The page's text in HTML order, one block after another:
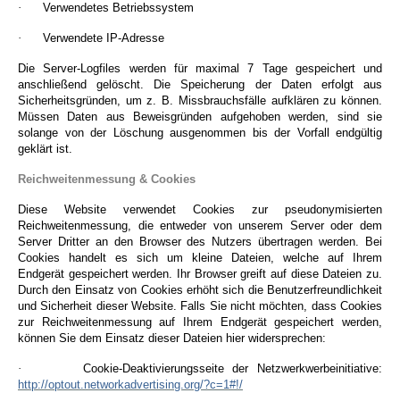
· Verwendetes Betriebssystem
· Verwendete IP-Adresse
Die Server-Logfiles werden für maximal 7 Tage gespeichert und
anschließend gelöscht. Die Speicherung der Daten erfolgt aus
Sicherheitsgründen, um z. B. Missbrauchsfälle aufklären zu können.
Müssen Daten aus Beweisgründen aufgehoben werden, sind sie
solange von der Löschung ausgenommen bis der Vorfall endgültig
geklärt ist.
Reichweitenmessung & Cookies
Diese Website verwendet Cookies zur pseudonymisierten
Reichweitenmessung, die entweder von unserem Server oder dem
Server Dritter an den Browser des Nutzers übertragen werden. Bei
Cookies handelt es sich um kleine Dateien, welche auf Ihrem
Endgerät gespeichert werden. Ihr Browser greift auf diese Dateien zu.
Durch den Einsatz von Cookies erhöht sich die Benutzerfreundlichkeit
und Sicherheit dieser Website. Falls Sie nicht möchten, dass Cookies
zur Reichweitenmessung auf Ihrem Endgerät gespeichert werden,
können Sie dem Einsatz dieser Dateien hier widersprechen:
· Cookie-Deaktivierungsseite der Netzwerkwerbeinitiative:
http://optout.networkadvertising.org/?c=1#!/